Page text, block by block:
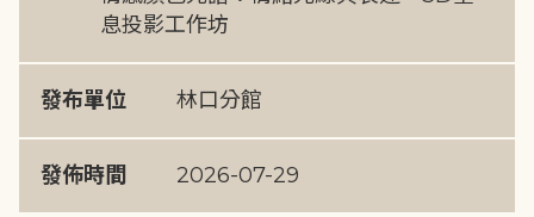
息投影工作坊
發布單位 林口分館
發佈時間 2026-07-29